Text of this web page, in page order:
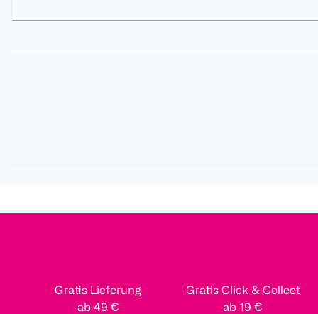
Gratis Lieferung
ab 49 €
Gratis Click & Collect
ab 19 €